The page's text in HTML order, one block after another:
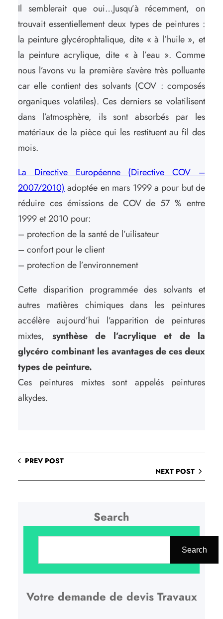
Il semblerait que oui…Jusqu’à récemment, on
trouvait essentiellement deux types de peintures :
la peinture glycérophtalique, dite « à l’huile », et
la peinture acrylique, dite « à l’eau ». Comme
nous l’avons vu la première s’avère très polluante
car elle contient des solvants (COV : composés
organiques volatiles). Ces derniers se volatilisent
dans l’atmosphère, ils sont absorbés par les
matériaux de la pièce qui les restituent au fil des
mois.
La Directive Européenne (Directive COV –
2007/2010)adoptée en mars 1999 a pour but de
réduire ces émissions de COV de 57 % entre
1999 et 2010 pour:
– protection de la santé de l’uilisateur
– confort pour le client
– protection de l’environnement
Cette disparition programmée des solvants et
autres matières chimiques dans les peintures
accélère aujourd’hui l’apparition de peintures
mixtes, synthèse de l’acrylique et de la
glycéro combinant les avantages de ces deux
types de peinture.
Ces peintures mixtes sont appelés peintures
alkydes.
PREV POST
NEXT POST
Search
e
Search
Votre demande de devis Travaux